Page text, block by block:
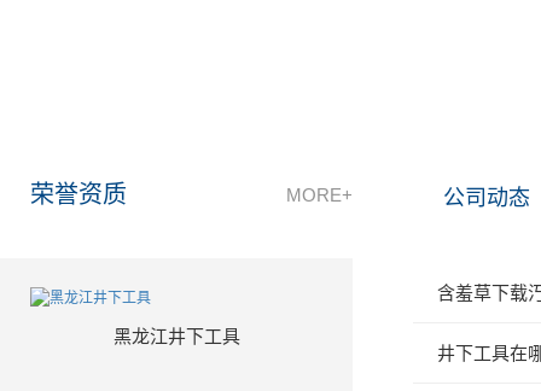
荣誉资质 MORE+
黑龙江井下工具
公司动态
含羞草下载
井下工具在